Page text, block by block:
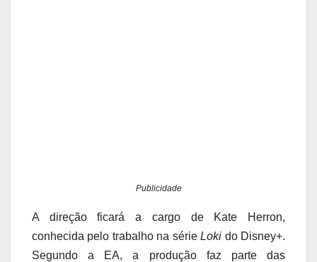
Publicidade
A direção ficará a cargo de Kate Herron,
conhecida pelo trabalho na sérieLoki do Disney+.
Segundo a EA, a produção faz parte das